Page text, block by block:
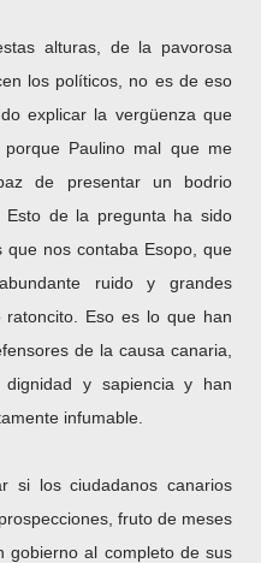
alturas, de la pavorosa
los políticos, no es de eso
explicar la vergüenza que
Paulino mal que me
de presentar un bodrio
Esto de la pregunta ha sido
nos contaba Esopo, que
ruido y grandes
Eso es lo que han
de la causa canaria,
y sapiencia y han
infumable.
si los ciudadanos canarios
fruto de meses
gobierno al completo de sus